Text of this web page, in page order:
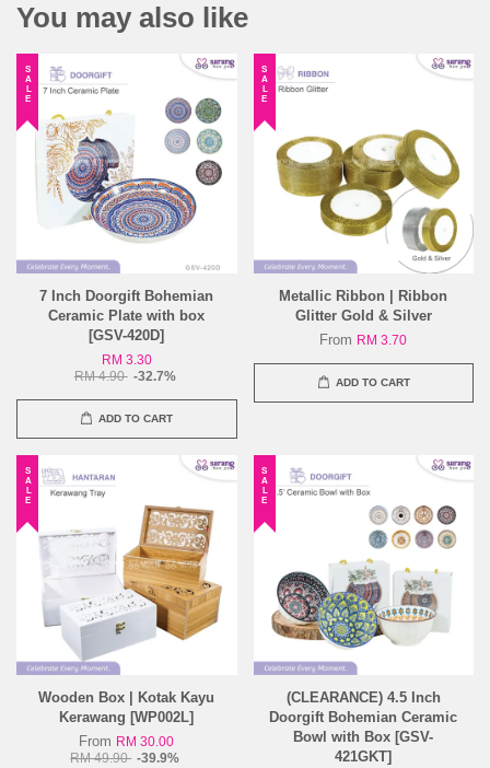
You may also like
SALE
7 Inch Doorgift Bohemian
Ceramic Plate with box
[GSV-420D]
RM 3.30
RM 4.90 -32.7%
ADD TO CART
SALE
Metallic Ribbon | Ribbon
Glitter Gold & Silver
From RM 3.70
ADD TO CART
SALE
Wooden Box | Kotak Kayu
Kerawang [WP002L]
From RM 30.00
RM 49.90 -39.9%
SALE
(CLEARANCE) 4.5 Inch
Doorgift Bohemian Ceramic
Bowl with Box [GSV-
421GKT]